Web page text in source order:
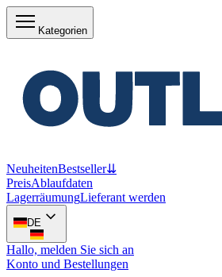
Kategorien
NeuheitenBestseller⇊
PreisAblaufdaten
LagerräumungLieferant werden
DE
Hallo, melden Sie sich an
Konto und Bestellungen